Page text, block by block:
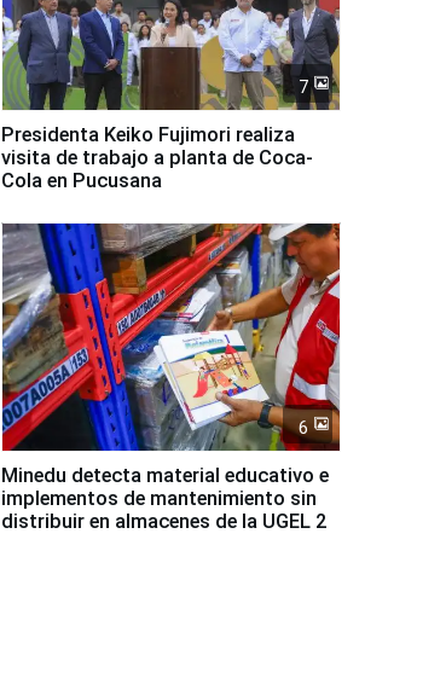
7
Presidenta Keiko Fujimori realiza
visita de trabajo a planta de Coca-
Cola en Pucusana
6
Minedu detecta material educativo e
implementos de mantenimiento sin
distribuir en almacenes de la UGEL 2